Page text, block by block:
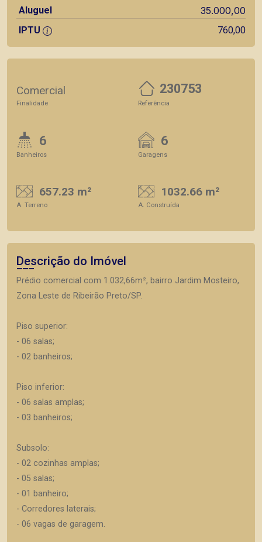
Aluguel 35.000,00
IPTU 760,00
Comercial
Finalidade
230753
Referência
6
Banheiros
6
Garagens
657.23 m²
A. Terreno
1032.66 m²
A. Construída
Descrição do Imóvel
Prédio comercial com 1.032,66m², bairro Jardim Mosteiro,
Zona Leste de Ribeirão Preto/SP.
Piso superior:
- 06 salas;
- 02 banheiros;
Piso inferior:
- 06 salas amplas;
- 03 banheiros;
Subsolo:
- 02 cozinhas amplas;
- 05 salas;
- 01 banheiro;
- Corredores laterais;
- 06 vagas de garagem.